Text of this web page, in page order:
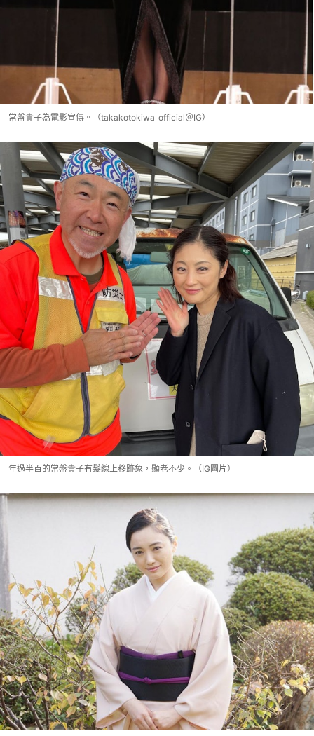
常盤貴子為電影宣傳。（takakotokiwa_official＠IG）
年過半百的常盤貴子有髮線上移跡象，顯老不少。（IG圖片）